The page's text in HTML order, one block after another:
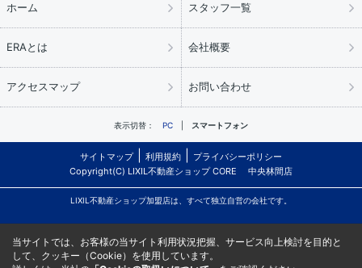
ホーム スタッフ一覧
ERAとは 会社概要
アクセスマップ お問い合わせ
表示切替： PC スマートフォン
サイトマップ 利用規約
プライバシーポリシー
Copyright(C) LIXIL不動産ショップ CORE 中央林間店
LIXIL不動産ショップ加盟店は、すべて独立自営の会社です。
当サイトでは、お客様の当サイト利用状況把握、サービス向上検討を目的と
して、クッキー（Cookie）を使用しています。